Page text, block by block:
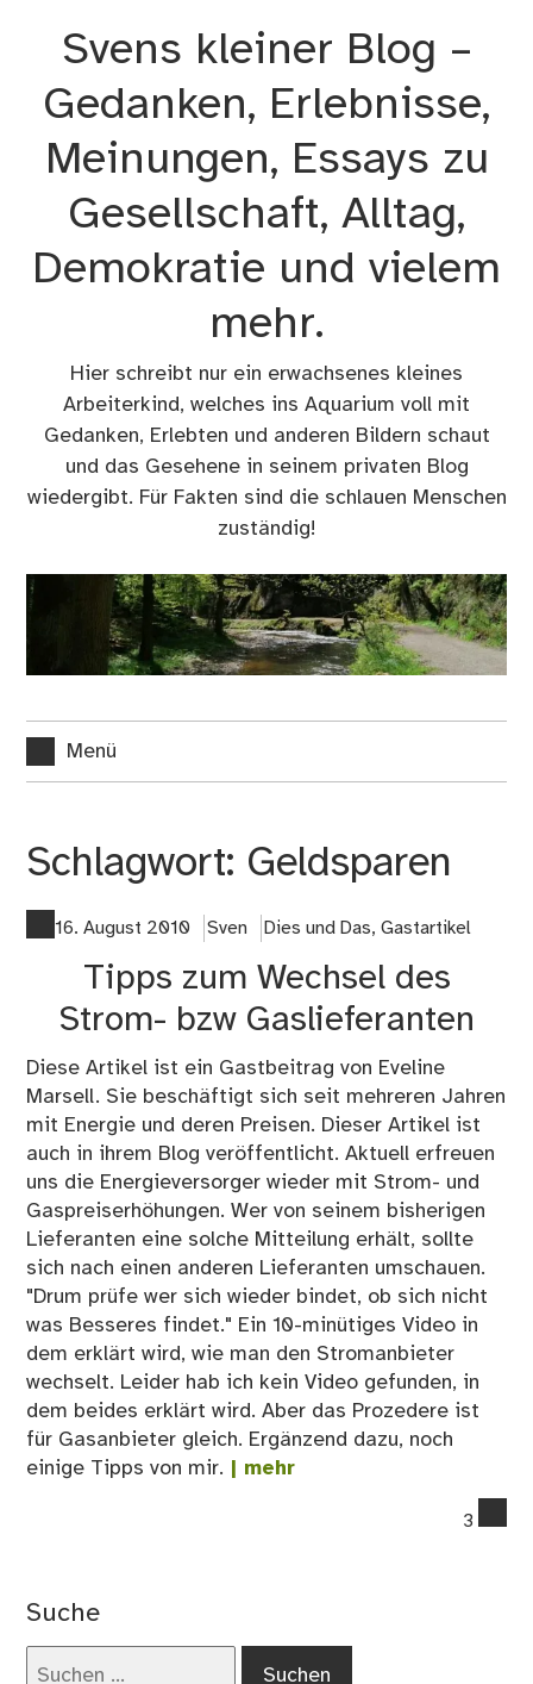
Svens kleiner Blog –
Gedanken, Erlebnisse,
Meinungen, Essays zu
Gesellschaft, Alltag,
Demokratie und vielem
mehr.
Hier schreibt nur ein erwachsenes kleines
Arbeiterkind, welches ins Aquarium voll mit
Gedanken, Erlebten und anderen Bildern schaut
und das Gesehene in seinem privaten Blog
wiedergibt. Für Fakten sind die schlauen Menschen
zuständig!
Menü
Schlagwort: Geldsparen
16. August 2010 Sven Dies und Das, Gastartikel
Tipps zum Wechsel des
Strom- bzw Gaslieferanten
Diese Artikel ist ein Gastbeitrag von Eveline
Marsell. Sie beschäftigt sich seit mehreren Jahren
mit Energie und deren Preisen. Dieser Artikel ist
auch in ihrem Blog veröffentlicht. Aktuell erfreuen
uns die Energieversorger wieder mit Strom- und
Gaspreiserhöhungen. Wer von seinem bisherigen
Lieferanten eine solche Mitteilung erhält, sollte
sich nach einen anderen Lieferanten umschauen.
"Drum prüfe wer sich wieder bindet, ob sich nicht
was Besseres findet." Ein 10-minütiges Video in
dem erklärt wird, wie man den Stromanbieter
wechselt. Leider hab ich kein Video gefunden, in
dem beides erklärt wird. Aber das Prozedere ist
für Gasanbieter gleich. Ergänzend dazu, noch
einige Tipps von mir. | mehr
3
Suche